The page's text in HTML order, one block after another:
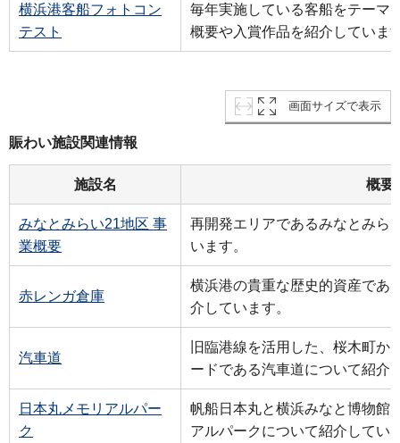
横浜港客船フォトコン
テスト
毎年実施している客船をテーマ
概要や入賞作品を紹介していま
画面サイズで表示
賑わい施設関連情報
施設名 概要
みなとみらい21地区 事
業概要
再開発エリアであるみなとみら
います。
赤レンガ倉庫
横浜港の貴重な歴史的資産であ
介しています。
汽車道
旧臨港線を活用した、桜木町か
ードである汽車道について紹介
日本丸メモリアルパー
ク
帆船日本丸と横浜みなと博物館
アルパークについて紹介してい